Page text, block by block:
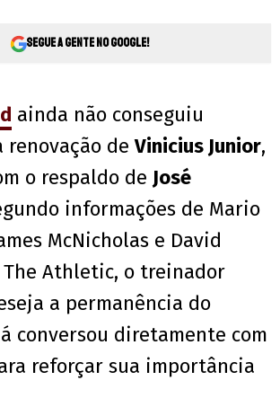
Segue a gente no Google!
ainda não conseguiu
renovação deVinicius Junior,
o respaldo de José
informações de Mario
McNicholas e David
Athletic, o treinador
a permanência do
conversou diretamente com
reforçar sua importância